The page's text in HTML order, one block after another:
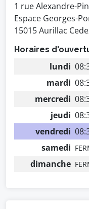
1 rue Alexandre-
Espace Georges-
15015 Aurillac
Horaires
lundi
mardi
mercredi
jeudi
vendredi
samedi
dimanche